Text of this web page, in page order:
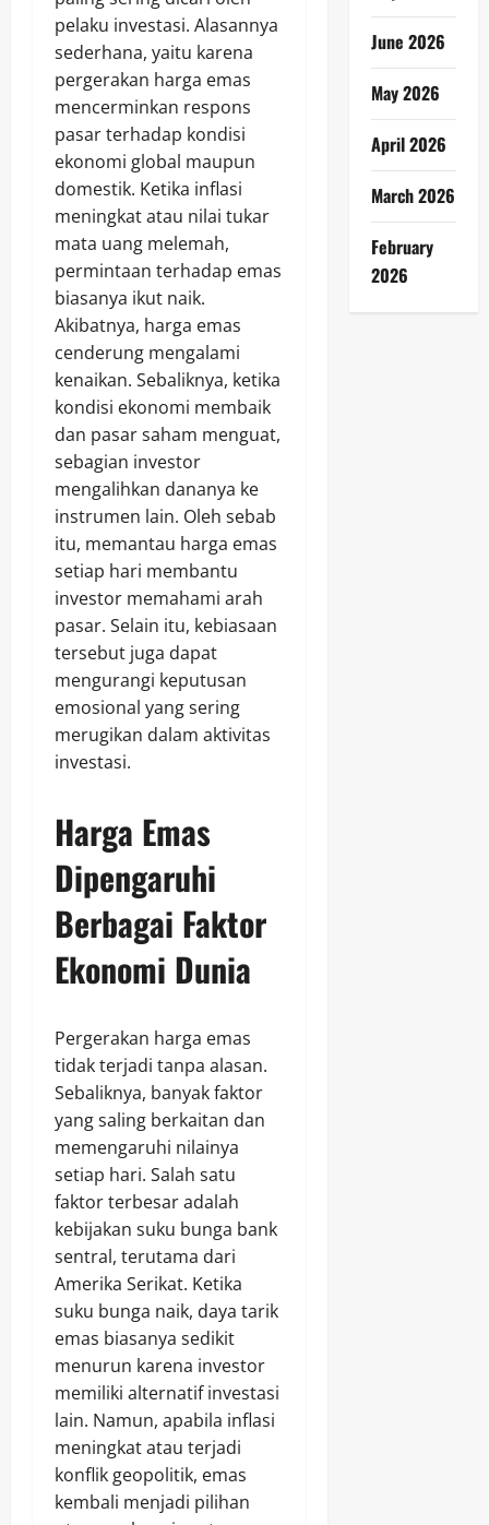
pelaku investasi. Alasannya
sederhana, yaitu karena
pergerakan harga emas
mencerminkan respons
pasar terhadap kondisi
ekonomi global maupun
domestik. Ketika inflasi
meningkat atau nilai tukar
mata uang melemah,
permintaan terhadap emas
biasanya ikut naik.
Akibatnya, harga emas
cenderung mengalami
kenaikan. Sebaliknya, ketika
kondisi ekonomi membaik
dan pasar saham menguat,
sebagian investor
mengalihkan dananya ke
instrumen lain. Oleh sebab
itu, memantau harga emas
setiap hari membantu
investor memahami arah
pasar. Selain itu, kebiasaan
tersebut juga dapat
mengurangi keputusan
emosional yang sering
merugikan dalam aktivitas
investasi.
Harga Emas
Dipengaruhi
Berbagai Faktor
Ekonomi Dunia
Pergerakan harga emas
tidak terjadi tanpa alasan.
Sebaliknya, banyak faktor
yang saling berkaitan dan
memengaruhi nilainya
setiap hari. Salah satu
faktor terbesar adalah
kebijakan suku bunga bank
sentral, terutama dari
Amerika Serikat. Ketika
suku bunga naik, daya tarik
emas biasanya sedikit
menurun karena investor
memiliki alternatif investasi
lain. Namun, apabila inflasi
meningkat atau terjadi
konflik geopolitik, emas
kembali menjadi pilihan
June 2026
May 2026
April 2026
March 2026
February
2026